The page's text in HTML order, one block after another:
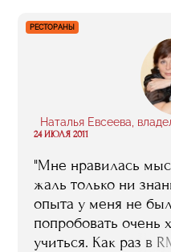
РЕСТОРАНЫ
Наталья Евсеева,
24 ИЮЛЯ 2011
"Мне нравилась
жаль только ни
опыта у меня не
попробовать очень
учиться. Как раз в